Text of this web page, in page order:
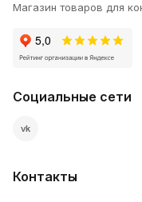
Магазин товаров для
Социальные сети
vk
Контакты